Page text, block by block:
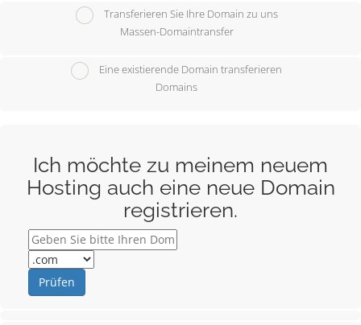
Transferieren Sie Ihre Domain zu uns
Massen-Domaintransfer
Eine existierende Domain transferieren
Domains
Ich möchte zu meinem neuem
Hosting auch eine neue Domain
registrieren.
Prüfen